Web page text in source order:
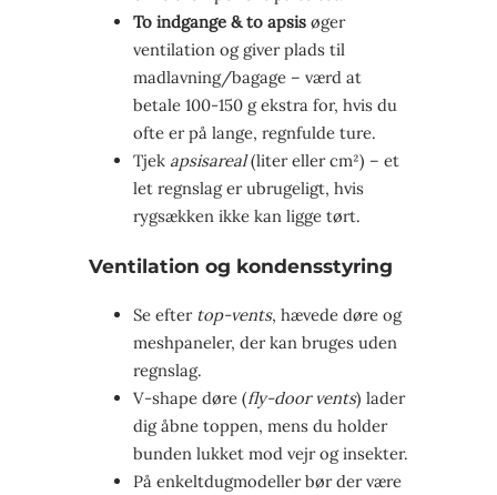
To indgange & to apsis øger
ventilation og giver plads til
madlavning/bagage – værd at
betale 100-150 g ekstra for, hvis du
ofte er på lange, regnfulde ture.
Tjek apsisareal(liter eller cm²) – et
let regnslag er ubrugeligt, hvis
rygsækken ikke kan ligge tørt.
Ventilation og kondensstyring
Se efter top-vents, hævede døre og
meshpaneler, der kan bruges uden
regnslag.
V-shape døre (fly-door vents) lader
dig åbne toppen, mens du holder
bunden lukket mod vejr og insekter.
På enkeltdugmodeller bør der være